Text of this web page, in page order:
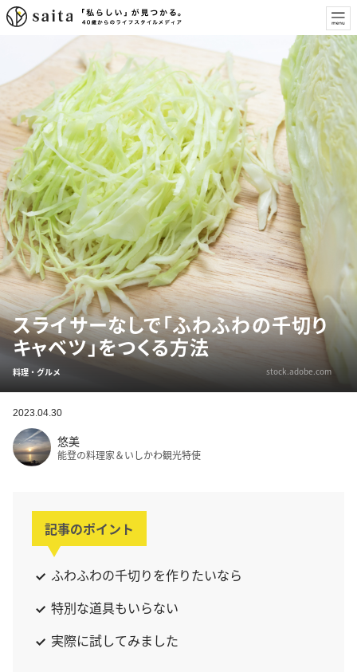
スライサーなしで「ふわふわの千切り
キャベツ」をつくる方法
料理・グルメ stock.adobe.com
2023.04.30
悠美
能登の料理家＆いしかわ観光特使
記事のポイント
ふわふわの千切りを作りたいなら
特別な道具もいらない
実際に試してみました